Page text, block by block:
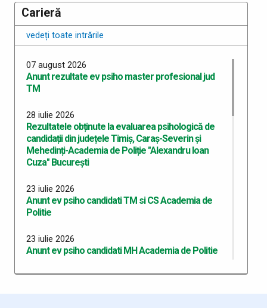
Carieră
vedeți toate intrările
07 august 2026
Anunt rezultate ev psiho master profesional jud
TM
28 iulie 2026
Rezultatele obținute la evaluarea psihologică de
candidații din județele Timiș, Caraș-Severin și
Mehedinți-Academia de Poliție "Alexandru Ioan
Cuza" București
23 iulie 2026
Anunt ev psiho candidati TM si CS Academia de
Politie
23 iulie 2026
Anunt ev psiho candidati MH Academia de Politie
10 iulie 2026